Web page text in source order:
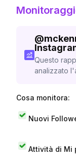
@
Questo
analizzato
Cosa monitora:
Nuovi
Attività di Mi